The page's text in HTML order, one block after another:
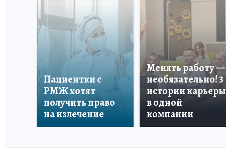
Пациентки с
РМЖ хотят
получить право
на излечение
Менять работу —
необязательно! 3
истории карьеры
в одной
компании